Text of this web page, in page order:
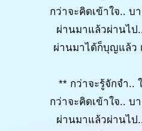
กว่าจะคิดเข้าใจ.. บ
ผ่านมาแล้วผ่านไป
ผ่านมาได้ก็บุญแล้ว
** กว่าจะรู้จักจำ..
กว่าจะคิดเข้าใจ.. บ
ผ่านมาแล้วผ่านไป